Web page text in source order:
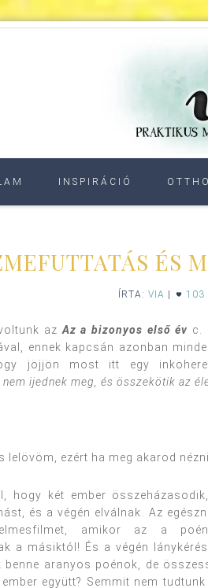
INSPIRÁCIÓ
ÉS
ÍRTA: VIA 103
az Az a bizonyos első év c.
ennek kapcsán azonban
jöjjön most itt egy
ijednek meg, és összekötik az
lelövöm, ezért ha meg akarod
hogy két ember
és a végén elválnak. Az
amikor az a
a másiktól! És a végén
aranyos poénok, de
együtt? Semmit nem